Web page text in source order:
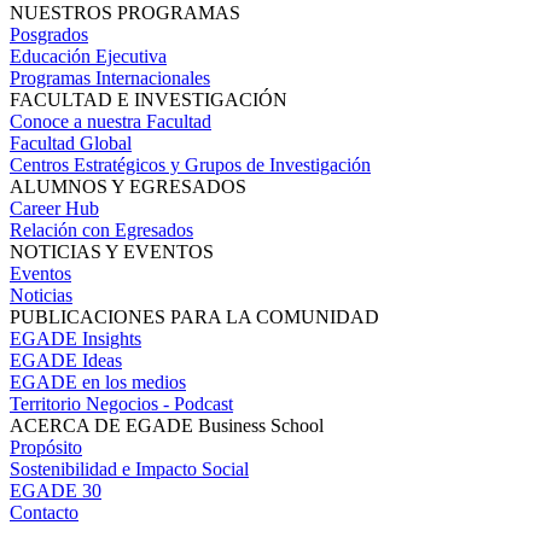
NUESTROS PROGRAMAS
Posgrados
Educación Ejecutiva
Programas Internacionales
FACULTAD E INVESTIGACIÓN
Conoce a nuestra Facultad
Facultad Global
Centros Estratégicos y Grupos de Investigación
ALUMNOS Y EGRESADOS
Career Hub
Relación con Egresados
NOTICIAS Y EVENTOS
Eventos
Noticias
PUBLICACIONES PARA LA COMUNIDAD
EGADE Insights
EGADE Ideas
EGADE en los medios
Territorio Negocios - Podcast
ACERCA DE EGADE Business School
Propósito
Sostenibilidad e Impacto Social
EGADE 30
Contacto